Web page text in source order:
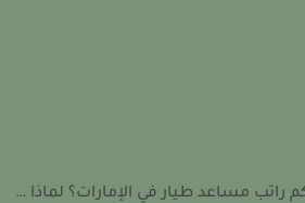
كم راتب مساعد طيار في الإمارات؟ لماذا يعتبر من بين...